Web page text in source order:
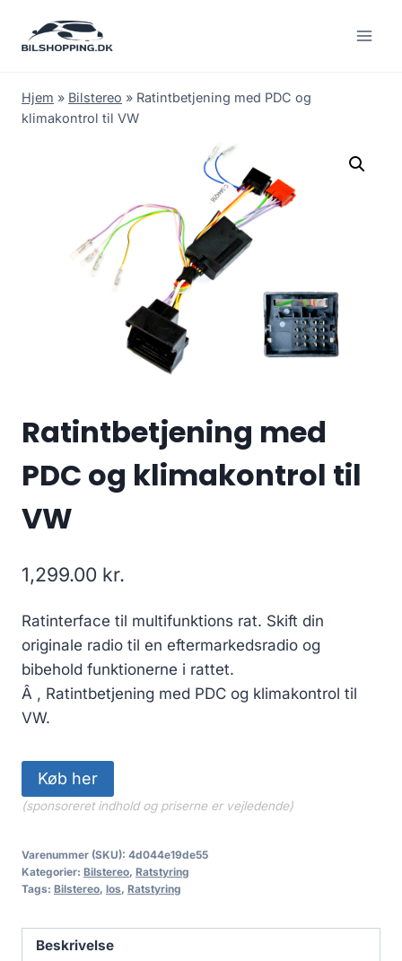
Hjem » Bilstereo » Ratintbetjening med PDC og
klimakontrol til VW
Ratintbetjening med
PDC og klimakontrol til
VW
1,299.00 kr.
Ratinterface til multifunktions rat. Skift din
originale radio til en eftermarkedsradio og
bibehold funktionerne i rattet.
Â , Ratintbetjening med PDC og klimakontrol til
VW.
Køb her
(sponsoreret indhold og priserne er vejledende)
Varenummer (SKU): 4d044e19de55
Kategorier: Bilstereo, Ratstyring
Tags: Bilstereo, los, Ratstyring
Beskrivelse